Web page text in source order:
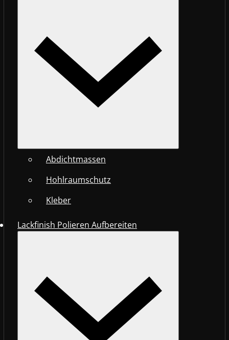
Abdichtmassen
Hohlraumschutz
Kleber
Lackfinish Polieren Aufbereiten